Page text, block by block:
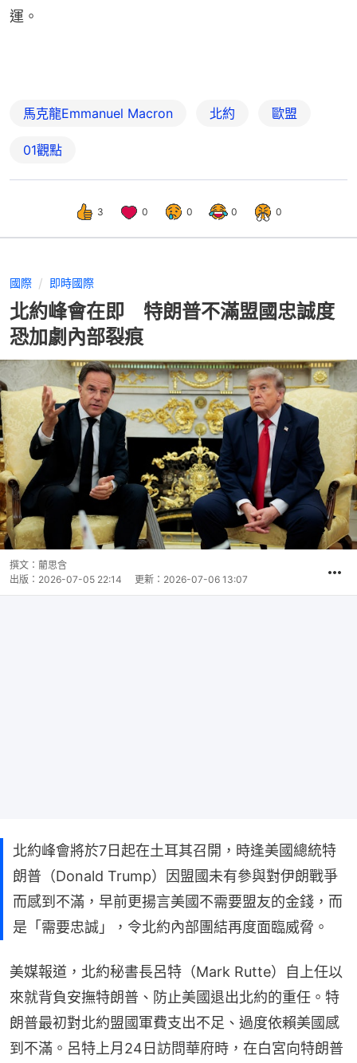
運。
馬克龍Emmanuel Macron 北約 歐盟
01觀點
3 0 0 0 0
國際 即時國際
北約峰會在即 特朗普不滿盟國忠誠度
恐加劇內部裂痕
撰文： 藺思含
出版： 2026-07-05 22:14 更新： 2026-07-06 13:07
北約峰會將於7日起在土耳其召開，時逢美國總統特
朗普（Donald Trump）因盟國未有參與對伊朗戰爭
而感到不滿，早前更揚言美國不需要盟友的金錢，而
是「需要忠誠」，令北約內部團結再度面臨威脅。
美媒報道，北約秘書長呂特（Mark Rutte）自上任以
來就背負安撫特朗普、防止美國退出北約的重任。特
朗普最初對北約盟國軍費支出不足、過度依賴美國感
到不滿。呂特上月24日訪問華府時，在白宮向特朗普